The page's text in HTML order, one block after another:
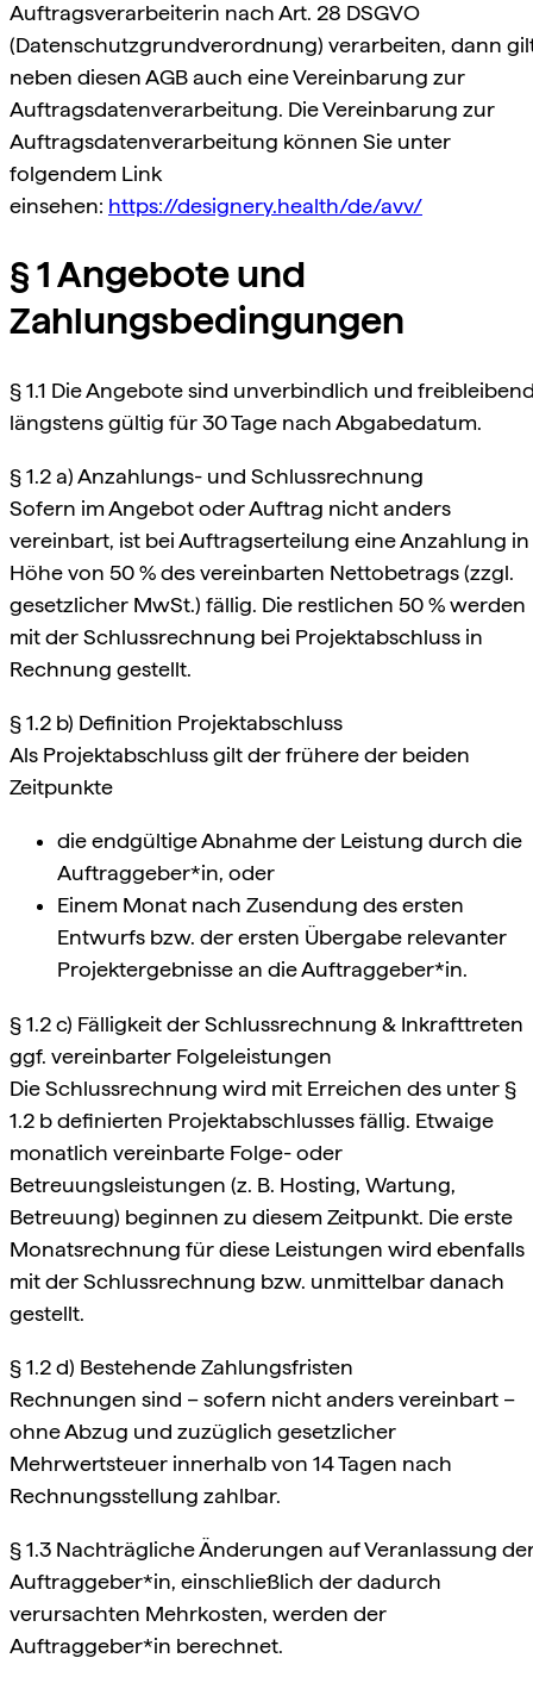
Auftragsverarbeiterin nach Art. 28 DSGVO
(Datenschutzgrundverordnung) verarbeiten, dann
neben diesen AGB auch eine Vereinbarung zur
Auftragsdatenverarbeitung. Die Vereinbarung zur
Auftragsdatenverarbeitung können Sie unter
folgendem Link
einsehen: https://designery.health/de/avv/
§ 1 Angebote und
Zahlungsbedingungen
§ 1.1 Die Angebote sind unverbindlich und
längstens gültig für 30 Tage nach Abgabedatum.
§ 1.2 a) Anzahlungs- und Schlussrechnung
Sofern im Angebot oder Auftrag nicht anders
vereinbart, ist bei Auftragserteilung eine Anzahlung in
Höhe von 50 % des vereinbarten Nettobetrags (zzgl.
gesetzlicher MwSt.) fällig. Die restlichen 50 % werden
mit der Schlussrechnung bei Projektabschluss in
Rechnung gestellt.
§ 1.2 b) Definition Projektabschluss
Als Projektabschluss gilt der frühere der beiden
Zeitpunkte
die endgültige Abnahme der Leistung durch die
Auftraggeber*in, oder
Einem Monat nach Zusendung des ersten
Entwurfs bzw. der ersten Übergabe relevanter
Projektergebnisse an die Auftraggeber*in.
§ 1.2 c) Fälligkeit der Schlussrechnung & Inkrafttreten
ggf. vereinbarter Folgeleistungen
Die Schlussrechnung wird mit Erreichen des unter §
1.2 b definierten Projektabschlusses fällig. Etwaige
monatlich vereinbarte Folge- oder
Betreuungsleistungen (z. B. Hosting, Wartung,
Betreuung) beginnen zu diesem Zeitpunkt. Die erste
Monatsrechnung für diese Leistungen wird ebenfalls
mit der Schlussrechnung bzw. unmittelbar danach
gestellt.
§ 1.2 d) Bestehende Zahlungsfristen
Rechnungen sind – sofern nicht anders vereinbart –
ohne Abzug und zuzüglich gesetzlicher
Mehrwertsteuer innerhalb von 14 Tagen nach
Rechnungsstellung zahlbar.
§ 1.3 Nachträgliche Änderungen auf Veranlassung
Auftraggeber*in, einschließlich der dadurch
verursachten Mehrkosten, werden der
Auftraggeber*in berechnet.